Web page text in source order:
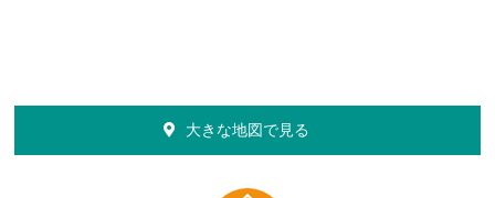
大きな地図で見る